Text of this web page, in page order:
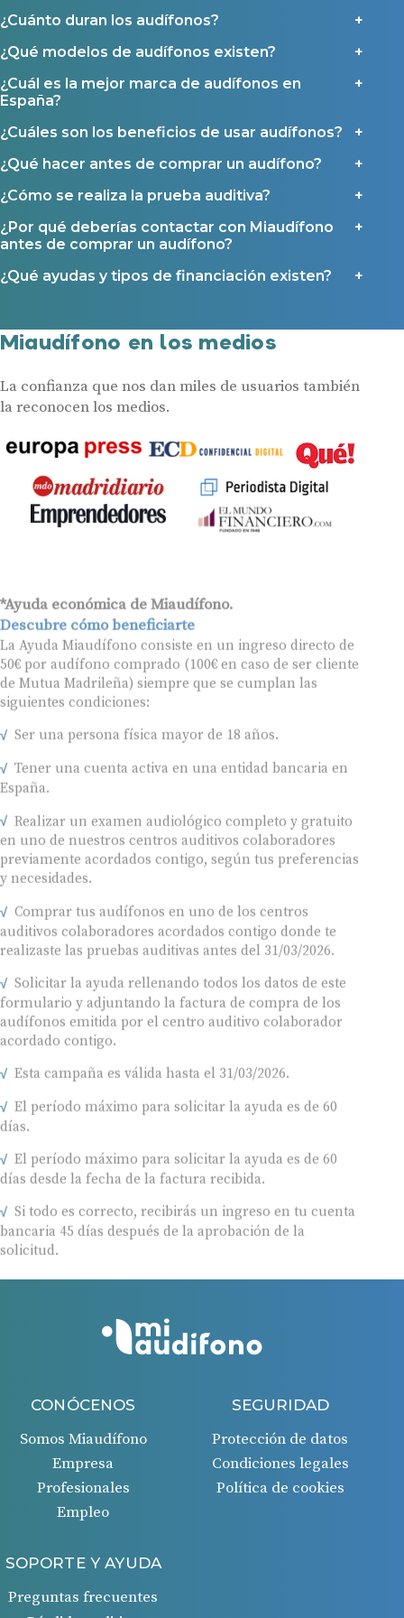
¿Cuánto duran los audífonos?
¿Qué modelos de audífonos existen?
¿Cuál es la mejor marca de audífonos en
España?
¿Cuáles son los beneficios de usar audífonos?
¿Qué hacer antes de comprar un audífono?
¿Cómo se realiza la prueba auditiva?
¿Por qué deberías contactar con Miaudífono
antes de comprar un audífono?
¿Qué ayudas y tipos de financiación existen?
Miaudífono en los medios
La confianza que nos dan miles de usuarios también
la reconocen los medios.
*Ayuda económica de Miaudífono.
Descubre cómo beneficiarte
La Ayuda Miaudífono consiste en un ingreso directo de
50€ por audífono comprado (100€ en caso de ser cliente
de Mutua Madrileña) siempre que se cumplan las
siguientes condiciones:
Ser una persona física mayor de 18 años.
Tener una cuenta activa en una entidad bancaria en
España.
Realizar un examen audiológico completo y gratuito
en uno de nuestros centros auditivos colaboradores
previamente acordados contigo, según tus preferencias
y necesidades.
Comprar tus audífonos en uno de los centros
auditivos colaboradores acordados contigo donde te
realizaste las pruebas auditivas antes del 31/03/2026.
Solicitar la ayuda rellenando todos los datos de este
formulario y adjuntando la factura de compra de los
audífonos emitida por el centro auditivo colaborador
acordado contigo.
Esta campaña es válida hasta el 31/03/2026.
El período máximo para solicitar la ayuda es de 60
días.
El período máximo para solicitar la ayuda es de 60
días desde la fecha de la factura recibida.
Si todo es correcto, recibirás un ingreso en tu cuenta
bancaria 45 días después de la aprobación de la
solicitud.
CONÓCENOS
Somos Miaudífono
Empresa
Profesionales
Empleo
SEGURIDAD
Protección de datos
Condiciones legales
Política de cookies
SOPORTE Y AYUDA
Preguntas frecuentes
Contacto